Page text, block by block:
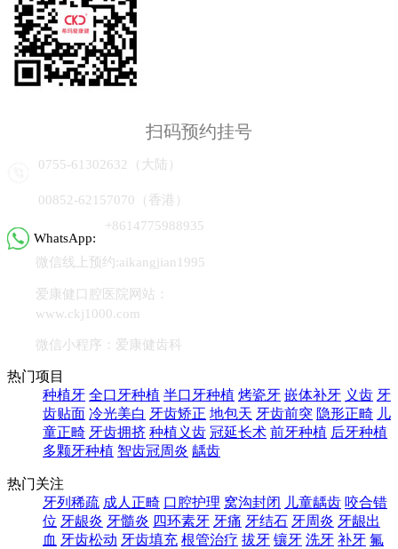
扫码预约挂号
0755-61302632（大陆）
00852-62157070（香港）
WhatsApp:
+8614775988935
微信线上预约:aikangjian1995
爱康健口腔医院网站：
www.ckj1000.com
微信小程序：爱康健齿科
热门项目
种植牙 全口牙种植 半口牙种植 烤瓷牙 嵌体补牙 义齿 牙
齿贴面 冷光美白 牙齿矫正 地包天 牙齿前突 隐形正畸 儿
童正畸 牙齿拥挤 种植义齿 冠延长术 前牙种植 后牙种植
多颗牙种植 智齿冠周炎 龋齿
热门关注
牙列稀疏 成人正畸 口腔护理 窝沟封闭 儿童龋齿 咬合错
位 牙龈炎 牙髓炎 四环素牙 牙痛 牙结石 牙周炎 牙龈出
血 牙齿松动 牙齿填充 根管治疗 拔牙 镶牙 洗牙 补牙 氟